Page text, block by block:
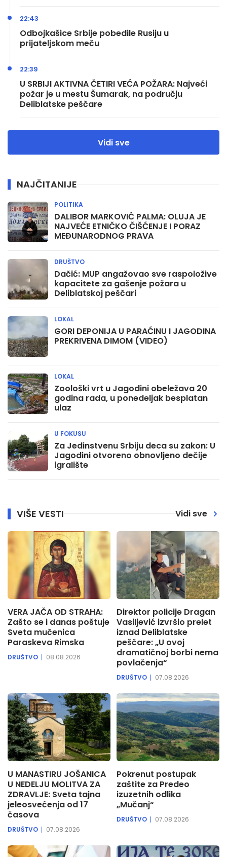
Odbojkašice Srbije pobedile Rusiju u
prijateljskom meču
22:43
U SRBIJI AKTIVNA ČETIRI VEĆA POŽARA: Najveći
požar je u mestu Šumarak, na području
Deliblatske peščare
22:39
Vidi sve
NAJČITANIJE
DALIBOR MARKOVIĆ PALMA: OLUJA JE
NAJVEĆE ETNIČKO ČIŠĆENJE I PORAZ
MEĐUNARODNOG PRAVA
POLITIKA
Dačić: MUP angažovao sve raspoložive
kapacitete za gašenje požara u
Deliblatskoj peščari
DRUŠTVO
GORI DEPONIJA U PARAĆINU I JAGODINA
PREKRIVENA DIMOM (VIDEO)
LOKAL
Zoološki vrt u Jagodini obeležava 20
godina rada, u ponedeljak besplatan
ulaz
LOKAL
Za Jedinstvenu Srbiju deca su zakon: U
Jagodini otvoreno obnovljeno dečije
igralište
U FOKUSU
VIŠE VESTI Vidi sve
VERA JAČA OD STRAHA:
Zašto se i danas poštuje
Sveta mučenica
Paraskeva Rimska
DRUŠTVO 08.08.2026
Direktor policije Dragan
Vasiljević izvršio prelet
iznad Deliblatske
peščare: „U ovoj
dramatičnoj borbi nema
povlačenja“
DRUŠTVO 07.08.2026
U MANASTIRU JOŠANICA
U NEDELJU MOLITVA ZA
ZDRAVLJE: Sveta tajna
jeleosvećenja od 17
časova
DRUŠTVO 07.08.2026
Pokrenut postupak
zaštite za Predeo
izuzetnih odlika
„Mučanj“
DRUŠTVO 07.08.2026